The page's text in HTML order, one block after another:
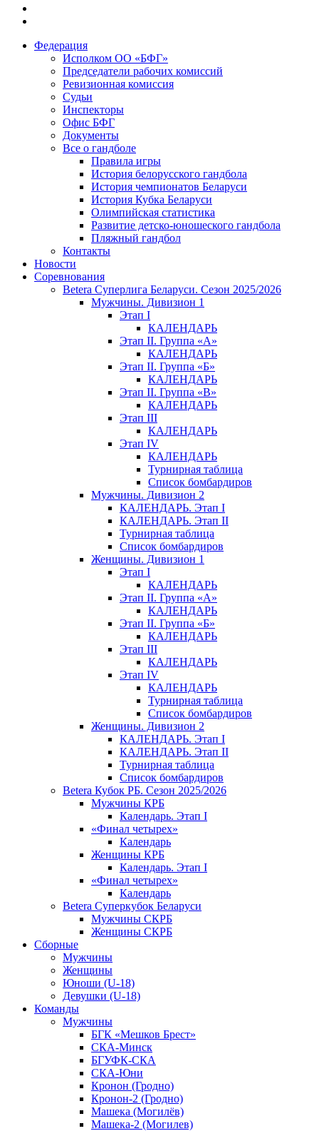
Федерация
Исполком ОО «БФГ»
Председатели рабочих комиссий
Ревизионная комиссия
Судьи
Инспекторы
Офис БФГ
Документы
Все о гандболе
Правила игры
История белорусского гандбола
История чемпионатов Беларуси
История Кубка Беларуси
Олимпийская статистика
Развитие детско-юношеского гандбола
Пляжный гандбол
Контакты
Новости
Соревнования
Betera Суперлига Беларуси. Сезон 2025/2026
Мужчины. Дивизион 1
Этап I
КАЛЕНДАРЬ
Этап II. Группа «А»
КАЛЕНДАРЬ
Этап II. Группа «Б»
КАЛЕНДАРЬ
Этап II. Группа «В»
КАЛЕНДАРЬ
Этап III
КАЛЕНДАРЬ
Этап IV
КАЛЕНДАРЬ
Турнирная таблица
Список бомбардиров
Мужчины. Дивизион 2
КАЛЕНДАРЬ. Этап I
КАЛЕНДАРЬ. Этап II
Турнирная таблица
Список бомбардиров
Женщины. Дивизион 1
Этап I
КАЛЕНДАРЬ
Этап II. Группа «А»
КАЛЕНДАРЬ
Этап II. Группа «Б»
КАЛЕНДАРЬ
Этап III
КАЛЕНДАРЬ
Этап IV
КАЛЕНДАРЬ
Турнирная таблица
Список бомбардиров
Женщины. Дивизион 2
КАЛЕНДАРЬ. Этап I
КАЛЕНДАРЬ. Этап II
Турнирная таблица
Список бомбардиров
Betera Кубок РБ. Сезон 2025/2026
Мужчины КРБ
Календарь. Этап I
«Финал четырех»
Календарь
Женщины КРБ
Календарь. Этап I
«Финал четырех»
Календарь
Betera Суперкубок Беларуси
Мужчины СКРБ
Женщины СКРБ
Сборные
Мужчины
Женщины
Юноши (U-18)
Девушки (U-18)
Команды
Мужчины
БГК «Мешков Брест»
СКА-Минск
БГУФК-СКА
СКА-Юни
Кронон (Гродно)
Кронон-2 (Гродно)
Машека (Могилёв)
Машека-2 (Могилев)